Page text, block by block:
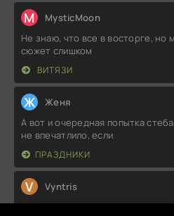
M MysticMoon
Не знаю, что все в восторге, но
сюжет слишком
ВИТЯЗИ
Ж Женя
А вот и очередная попытка
не впечатлило, если
ПРАЗДНИКИ
V Vyntris
Не знаю, что все так хвалят, но